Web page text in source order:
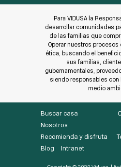
Para VIDUSA la
desarrollar comunidades
de las familias que
Operar nuestros
ética, buscando el
sus familias,
gubernamentales,
siendo responsables con
medio
Buscar casa
Nosotros
Recomienda y disfruta
Blog
Intranet